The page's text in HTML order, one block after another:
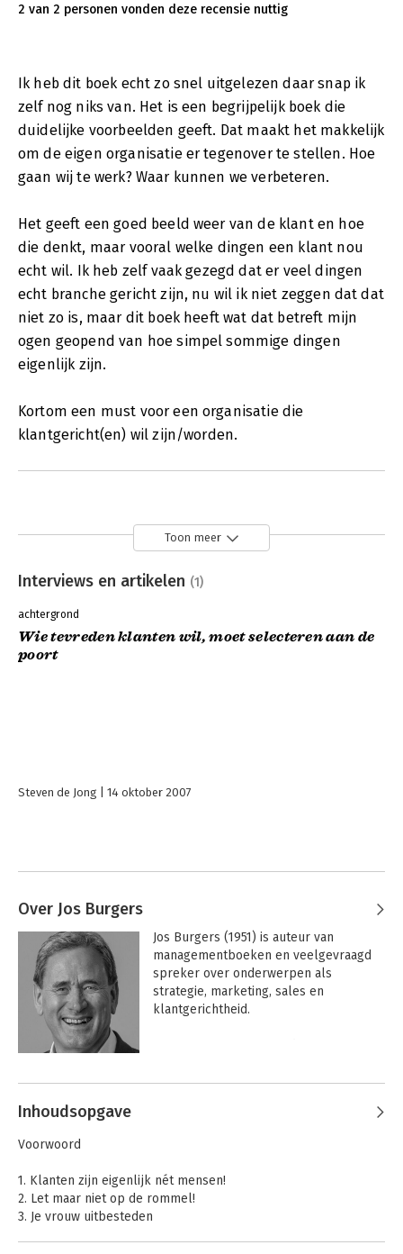
2 van 2 personen vonden deze recensie nuttig
Ik heb dit boek echt zo snel uitgelezen daar snap ik
zelf nog niks van. Het is een begrijpelijk boek die
duidelijke voorbeelden geeft. Dat maakt het makkelijk
om de eigen organisatie er tegenover te stellen. Hoe
gaan wij te werk? Waar kunnen we verbeteren.
Het geeft een goed beeld weer van de klant en hoe
die denkt, maar vooral welke dingen een klant nou
echt wil. Ik heb zelf vaak gezegd dat er veel dingen
echt branche gericht zijn, nu wil ik niet zeggen dat dat
niet zo is, maar dit boek heeft wat dat betreft mijn
ogen geopend van hoe simpel sommige dingen
eigenlijk zijn.
Kortom een must voor een organisatie die
klantgericht(en) wil zijn/worden.
Toon meer
Interviews en artikelen (1)
achtergrond
Wie tevreden klanten wil, moet selecteren aan de
poort
Steven de Jong 14 oktober 2007
Over Jos Burgers
Jos Burgers (1951) is auteur van
managementboeken en veelgevraagd
spreker over onderwerpen als
strategie, marketing, sales en
klantgerichtheid.
Marketing Management was Jos ruim
omvang op het terrein van strategie,
marketing en klantgerichtheid.
het schrijven van boeken en het geven
Andere boeken door Jos Burgers
Inhoudsopgave
Voorwoord
1. Klanten zijn eigenlijk nét mensen!
2. Let maar niet op de rommel!
3. Je vrouw uitbesteden